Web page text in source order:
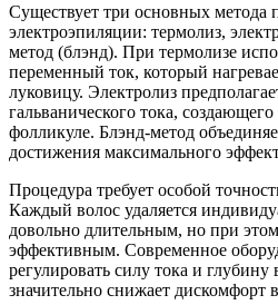
Существует три основных метода
электроэпиляции: термолиз,
метод (блэнд). При термолизе
переменный ток, который
луковицу. Электролиз
гальванического тока,
фолликуле. Блэнд-метод
достижения максимального
Процедура требует особой
Каждый волос удаляется
довольно длительным, но при
эффективным. Современное
регулировать силу тока и глубину
значительно снижает дискомфорт